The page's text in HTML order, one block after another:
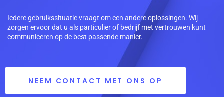
Iedere gebruikssituatie vraagt om een andere oplossingen. Wij
zorgen ervoor dat u als particulier of bedrijf met vertrouwen kunt
communiceren op de best passende manier.
NEEM CONTACT MET ONS OP